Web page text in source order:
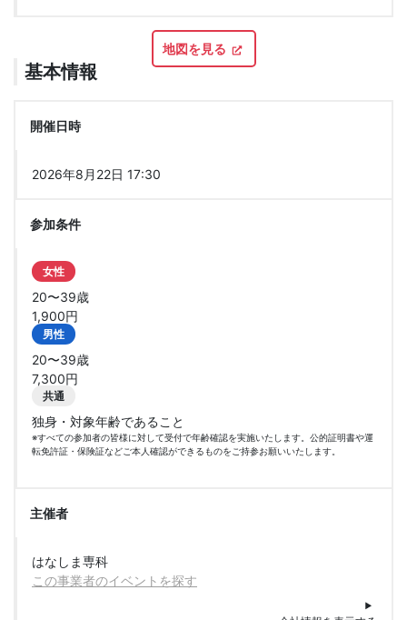
地図を見る
基本情報
開催日時
2026年8月22日 17:30
参加条件
女性
20〜39歳
1,900円
男性
20〜39歳
7,300円
共通
独身・対象年齢であること
※すべての参加者の皆様に対して受付で年齢確認を実施いたします。公的証明書や運
転免許証・保険証などご本人確認ができるものをご持参お願いいたします。
主催者
はなしま専科
この事業者のイベントを探す